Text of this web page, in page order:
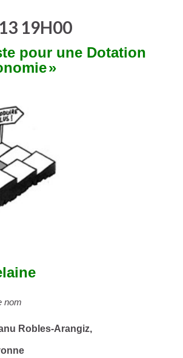
19H00
pour une Dotation
»
nom
Robles-Arangiz,